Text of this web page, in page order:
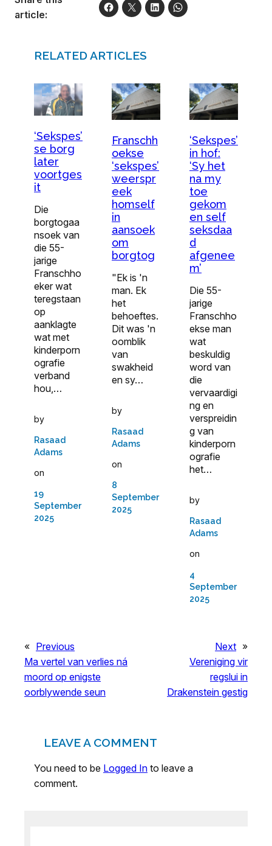
article:
RELATED ARTICLES
‘Sekspes’
se borg
later
voortges
it
Die
borgtogaa
nsoek van
die 55-
jarige
Franschho
eker wat
teregstaan
op
aanklagte
wat met
kinderporn
ografie
verband
hou,…
by
Rasaad
Adams
on
19
September
2025
Franschh
oekse
‘sekspes’
weerspr
eek
homself
in
aansoek
om
borgtog
"Ek is 'n
man. Ek
het
behoeftes.
Dit was 'n
oomblik
van
swakheid
en sy…
by
Rasaad
Adams
on
8
September
2025
‘Sekspes’
in hof:
‘Sy het
na my
toe
gekom
en self
seksdaa
d
afgenee
m’
Die 55-
jarige
Franschho
ekse man
wat
beskuldig
word van
die
vervaardigi
ng en
verspreidin
g van
kinderporn
ografie
het…
by
Rasaad
Adams
on
4
September
2025
« Previous
Ma vertel van verlies ná
moord op enigste
oorblywende seun
Next »
Vereniging vir
regslui in
Drakenstein gestig
LEAVE A COMMENT
You need to be Logged In to leave a
comment.